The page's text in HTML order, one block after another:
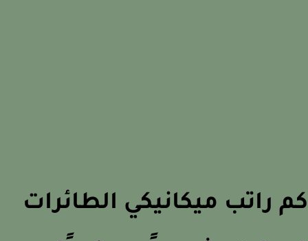
راتب ميكانيكي الطائرات